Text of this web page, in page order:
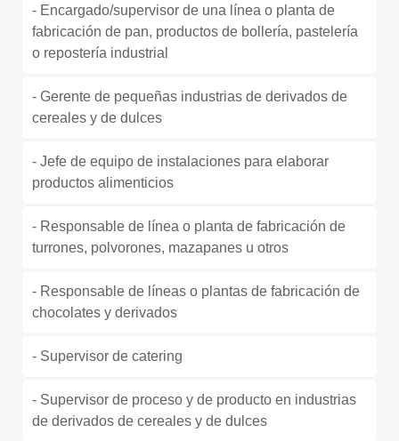
- Encargado/supervisor de una línea o planta de
fabricación de pan, productos de bollería, pastelería
o repostería industrial
- Gerente de pequeñas industrias de derivados de
cereales y de dulces
- Jefe de equipo de instalaciones para elaborar
productos alimenticios
- Responsable de línea o planta de fabricación de
turrones, polvorones, mazapanes u otros
- Responsable de líneas o plantas de fabricación de
chocolates y derivados
- Supervisor de catering
- Supervisor de proceso y de producto en industrias
de derivados de cereales y de dulces